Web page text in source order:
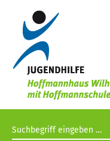
Suchbegriff eingeben